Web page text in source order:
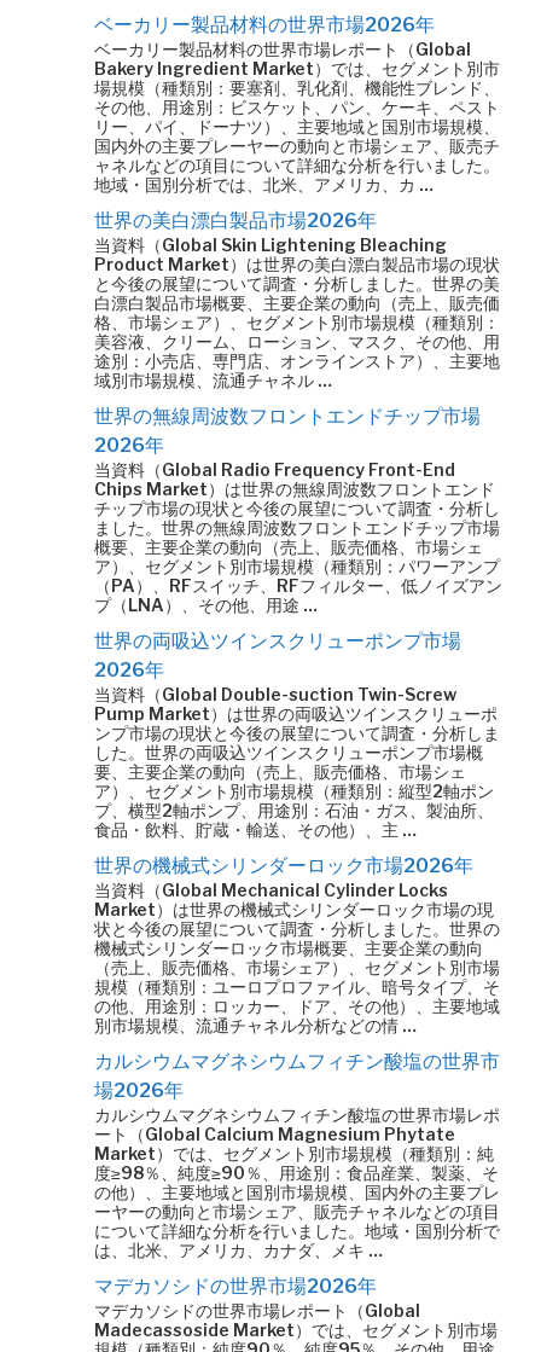
ベーカリー製品材料の世界市場2026年
ベーカリー製品材料の世界市場レポート（Global
Bakery Ingredient Market）では、セグメント別市
場規模（種類別：要塞剤、乳化剤、機能性ブレンド、
その他、用途別：ビスケット、パン、ケーキ、ペスト
リー、パイ、ドーナツ）、主要地域と国別市場規模、
国内外の主要プレーヤーの動向と市場シェア、販売チ
ャネルなどの項目について詳細な分析を行いました。
地域・国別分析では、北米、アメリカ、カ …
世界の美白漂白製品市場2026年
当資料（Global Skin Lightening Bleaching
Product Market）は世界の美白漂白製品市場の現状
と今後の展望について調査・分析しました。世界の美
白漂白製品市場概要、主要企業の動向（売上、販売価
格、市場シェア）、セグメント別市場規模（種類別：
美容液、クリーム、ローション、マスク、その他、用
途別：小売店、専門店、オンラインストア）、主要地
域別市場規模、流通チャネル …
世界の無線周波数フロントエンドチップ市場
2026年
当資料（Global Radio Frequency Front-End
Chips Market）は世界の無線周波数フロントエンド
チップ市場の現状と今後の展望について調査・分析し
ました。世界の無線周波数フロントエンドチップ市場
概要、主要企業の動向（売上、販売価格、市場シェ
ア）、セグメント別市場規模（種類別：パワーアンプ
（PA）、RFスイッチ、RFフィルター、低ノイズアン
プ（LNA）、その他、用途 …
世界の両吸込ツインスクリューポンプ市場
2026年
当資料（Global Double-suction Twin-Screw
Pump Market）は世界の両吸込ツインスクリューポ
ンプ市場の現状と今後の展望について調査・分析しま
した。世界の両吸込ツインスクリューポンプ市場概
要、主要企業の動向（売上、販売価格、市場シェ
ア）、セグメント別市場規模（種類別：縦型2軸ポン
プ、横型2軸ポンプ、用途別：石油・ガス、製油所、
食品・飲料、貯蔵・輸送、その他）、主 …
世界の機械式シリンダーロック市場2026年
当資料（Global Mechanical Cylinder Locks
Market）は世界の機械式シリンダーロック市場の現
状と今後の展望について調査・分析しました。世界の
機械式シリンダーロック市場概要、主要企業の動向
（売上、販売価格、市場シェア）、セグメント別市場
規模（種類別：ユーロプロファイル、暗号タイプ、そ
の他、用途別：ロッカー、ドア、その他）、主要地域
別市場規模、流通チャネル分析などの情 …
カルシウムマグネシウムフィチン酸塩の世界市
場2026年
カルシウムマグネシウムフィチン酸塩の世界市場レポ
ート（Global Calcium Magnesium Phytate
Market）では、セグメント別市場規模（種類別：純
度≥98％、純度≥90％、用途別：食品産業、製薬、そ
の他）、主要地域と国別市場規模、国内外の主要プレ
ーヤーの動向と市場シェア、販売チャネルなどの項目
について詳細な分析を行いました。地域・国別分析で
は、北米、アメリカ、カナダ、メキ …
マデカソシドの世界市場2026年
マデカソシドの世界市場レポート（Global
Madecassoside Market）では、セグメント別市場